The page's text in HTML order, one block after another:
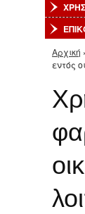
Αρχική ›
εντός